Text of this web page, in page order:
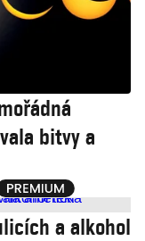
bitvy a
a alkohol